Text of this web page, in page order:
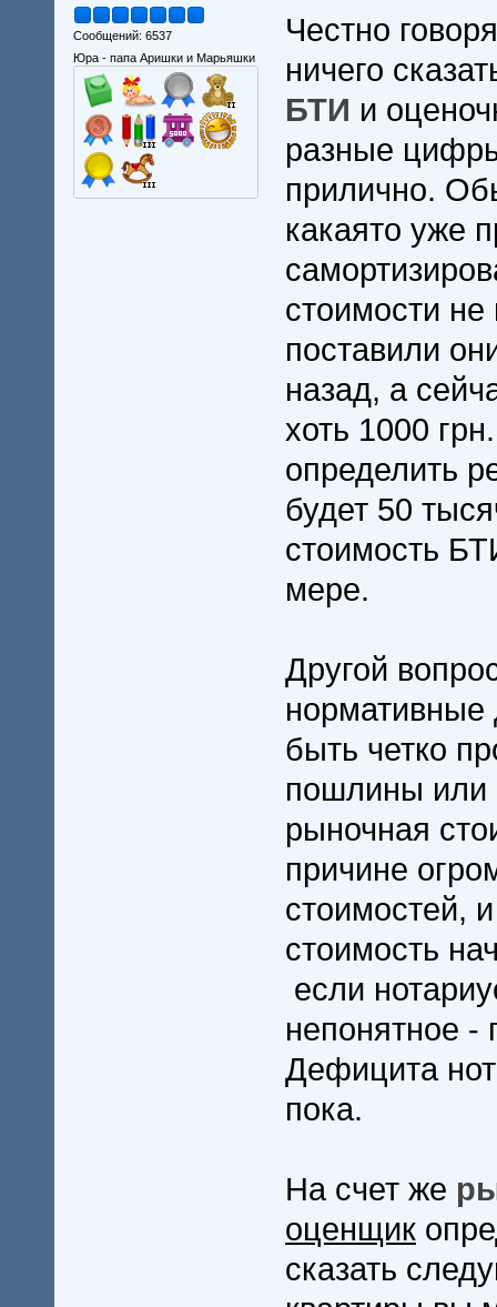
Сообщений: 6537
Юра - папа Аришки и Марьяшки
Честно
ничего
БТИ и
разные
прилично.
какаято уже
стоимости не
поставили
назад, а
хоть 1000
определить
будет 50
стоимость
мере.
Другой
нормативные
быть четко
пошлины или
рыночная
причине
стоимостей,
стоимость
если
непонятное -
Дефицита
пока.
На счет же
оценщик
сказать